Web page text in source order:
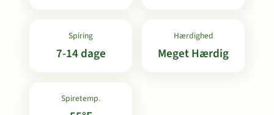
Spiring
7-14 dage
Hærdighed
Meget Hærdig
Spiretemp.